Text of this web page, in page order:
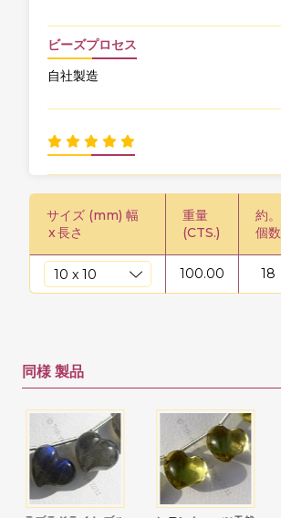
ビーズプロセス
自社製造
サイズ (mm) 幅
x長さ
重量
(CTS.)
約。
個数
100.00 18
同様 製品